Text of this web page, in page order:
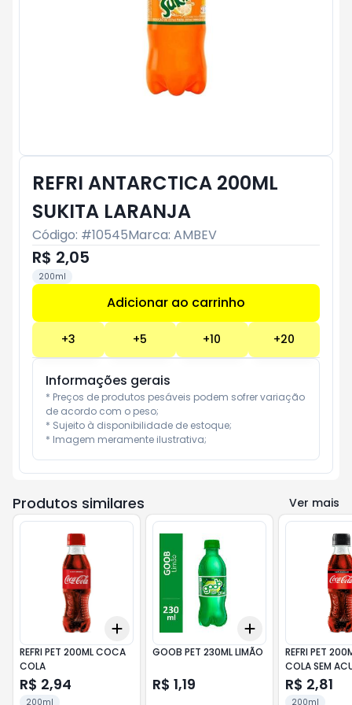
REFRI ANTARCTICA 200ML
SUKITA LARANJA
Código: #10545Marca: AMBEV
R$ 2,05
200ml
Adicionar ao carrinho
+3 +5 +10 +20
Informações gerais
* Preços de produtos pesáveis podem sofrer variação
de acordo com o peso;
* Sujeito à disponibilidade de estoque;
* Imagem meramente ilustrativa;
Produtos similares Ver mais
Add
REFRI PET 200ML COCA
COLA
R$ 2,94
200ml
10
Add
GOOB PET 230ML LIMÃO
R$ 1,19
REFRI PET
COLA SEM
R$ 2,81
200ml